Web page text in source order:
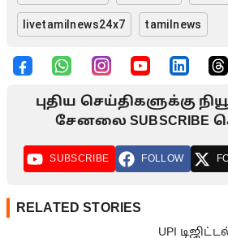
livetamilnews24x7 tamilnews
புதிய செய்திகளுக்கு
சேனலை SUBSCRIBE
SUBSCRIBE FOLLOW
RELATED STORIES
UPI